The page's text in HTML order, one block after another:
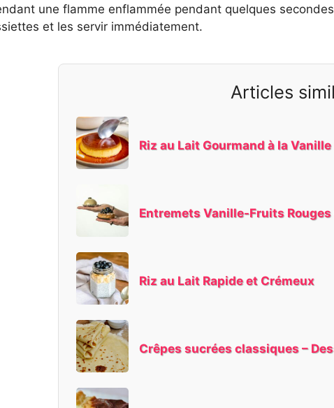
une flamme enflammée pendant quelques
et les servir immédiatement.
Articles
Riz au Lait Gourmand à la Vanille
Entremets Vanille-Fruits Rouges
Riz au Lait Rapide et Crémeux
Crêpes sucrées classiques –